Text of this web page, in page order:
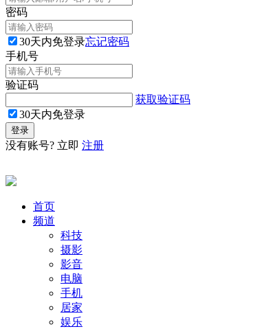
密码
30天内免登录忘记密码
手机号
验证码
获取验证码
30天内免登录
没有账号? 立即 注册
首页
频道
科技
摄影
影音
电脑
手机
居家
娱乐